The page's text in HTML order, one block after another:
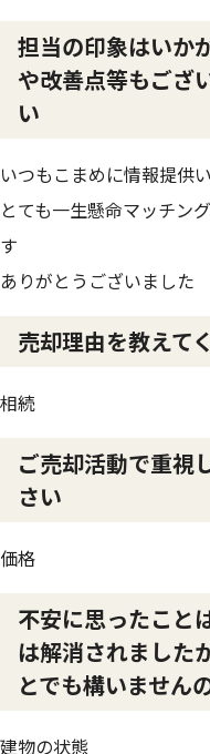
担当の印象はいか
や改善点等もござ
い
いつもこまめに情報提供
とても一生懸命マッチン
す
ありがとうございました
売却理由を教えて
相続
ご売却活動で重視
さい
価格
不安に思ったこと
は解消されました
とでも構いません
建物の状態